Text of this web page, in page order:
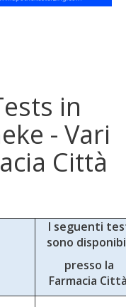
in
- Vari
Città
I seguenti
sono
presso la
Farmacia